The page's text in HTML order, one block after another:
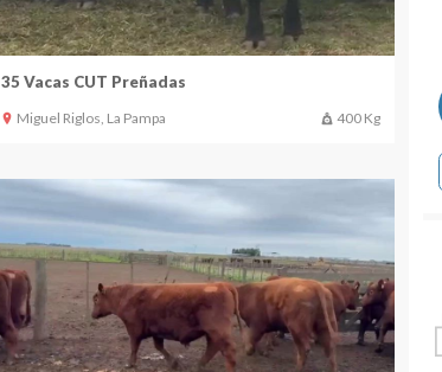
35 Vacas CUT Preñadas
Miguel Riglos, La Pampa 400 Kg